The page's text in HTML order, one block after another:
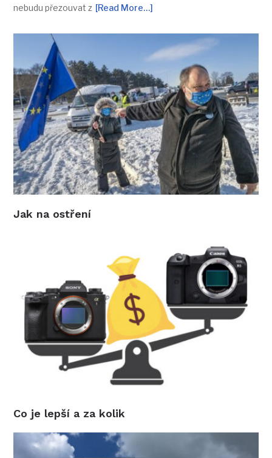
nebudu přezouvat z [Read More…]
Jak na ostření
Co je lepší a za kolik